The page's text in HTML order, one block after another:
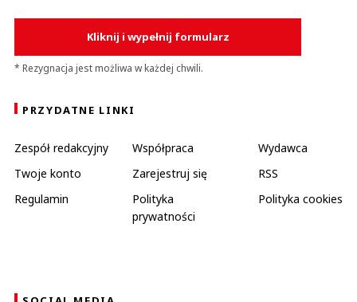
Kliknij i wypełnij formularz
* Rezygnacja jest możliwa w każdej chwili.
PRZYDATNE LINKI
Zespół redakcyjny Współpraca
Wydawca
Twoje konto
Zarejestruj się
RSS
Regulamin
Polityka
prywatności
Polityka cookies